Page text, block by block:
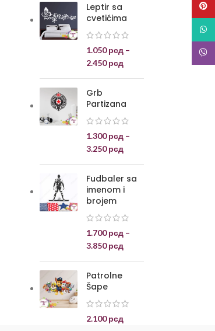
Leptir sa
cvetićima
1.050рсд –
2.450рсд
Grb
Partizana
1.300рсд –
3.250рсд
Fudbaler sa
imenom i
brojem
1.700рсд –
3.850рсд
Patrolne
Šape
2.100рсд
Viber